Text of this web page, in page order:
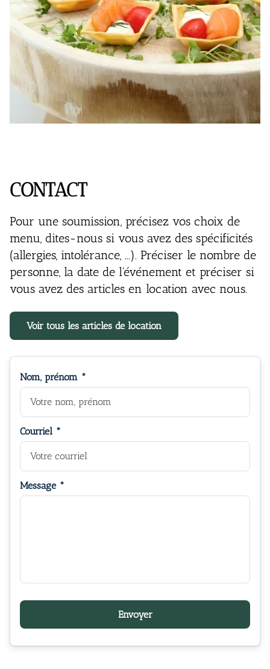
Nom, prénom *
Courriel *
Message *
Envoyer
CONTACT
Pour une soumission, précisez vos choix de
menu, dites-nous si vous avez des spécificités
(allergies, intolérance, ...). Préciser le nombre de
personne, la date de l'événement et préciser si
vous avez des articles en location avec nous.
Voir tous les articles de location